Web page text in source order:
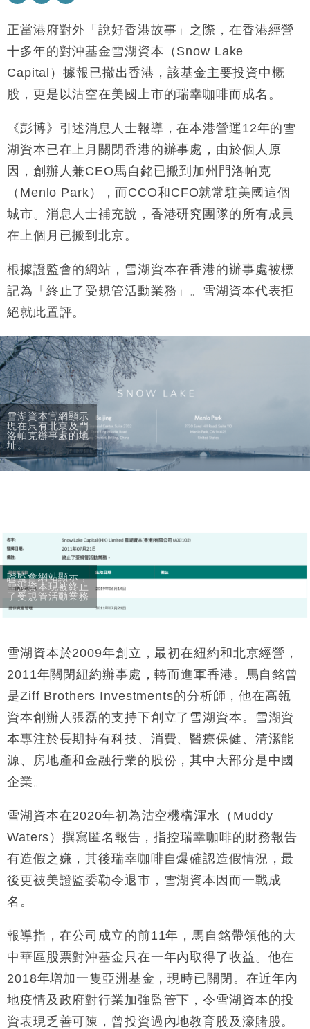
損失近6900萬元
16:05
財經｜日經失守6.5萬點後回穩 全周仍升近2%
15:47
粦接任
15:11
13:44
財經｜內地7月美元計價出口增近24%勝預期 貿易順
差達1125億美元
12:44
財經｜日本春季三度入市撐日圓 4月單日斥6.28萬億
日圓干預創新高
11:12
國際｜特朗普料美伊戰事快結束 承認部分彈藥庫存緊
張
司
正當港府對外「說好香港故事」之際，在香港經營
十多年的對沖基金雪湖資本（Snow Lake
Capital）據報已撤出香港，該基金主要投資中概
股，更是以沽空在美國上市的瑞幸咖啡而成名。
《彭博》引述消息人士報導，在本港營運12年的雪
湖資本已在上月關閉香港的辦事處，由於個人原
因，創辦人兼CEO馬自銘已搬到加州門洛帕克
（Menlo Park），而CCO和CFO就常駐美國這個
城市。消息人士補充說，香港研究團隊的所有成員
在上個月已搬到北京。
根據證監會的網站，雪湖資本在香港的辦事處被標
記為「終止了受規管活動業務」。雪湖資本代表拒
絕就此置評。
雪湖資本官網顯示
現在只有北京及門
洛帕克辦事處的地
址。
證監會網站顯示，
雪湖資本現被終止
了受規管活動業務
雪湖資本於2009年創立，最初在紐約和北京經營，
2011年關閉紐約辦事處，轉而進軍香港。馬自銘曾
是Ziff Brothers Investments的分析師，他在高瓴
資本創辦人張磊的支持下創立了雪湖資本。雪湖資
本專注於長期持有科技、消費、醫療保健、清潔能
源、房地產和金融行業的股份，其中大部分是中國
企業。
雪湖資本在2020年初為沽空機構渾水（Muddy
Waters）撰寫匿名報告，指控瑞幸咖啡的財務報告
有造假之嫌，其後瑞幸咖啡自爆確認造假情況，最
後更被美證監委勒令退市，雪湖資本因而一戰成
名。
報導指，在公司成立的前11年，馬自銘帶領他的大
中華區股票對沖基金只在一年內取得了收益。他在
2018年增加一隻亞洲基金，現時已關閉。在近年內
地疫情及政府對行業加強監管下，令雪湖資本的投
資表現乏善可陳，曾投資過內地教育股及濠賭股。